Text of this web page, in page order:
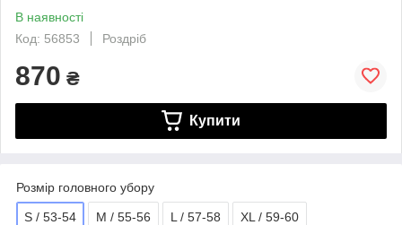
В наявності
Код: 56853
Роздріб
870 ₴
Купити
Розмір головного убору
S / 53-54 M / 55-56 L / 57-58 XL / 59-60